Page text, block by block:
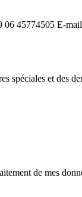
06 45774505 E-mail
spéciales et des
de mes